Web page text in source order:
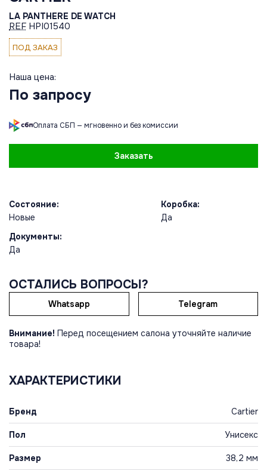
LA PANTHERE DE WATCH
REF HPI01540
ПОД ЗАКАЗ
Наша цена:
По запросу
Оплата СБП — мгновенно и без комиссии
Заказать
Состояние:
Новые
Коробка:
Да
Документы:
Да
ОСТАЛИСЬ ВОПРОСЫ?
Whatsapp Telegram
Внимание! Перед посещением салона уточняйте наличие
товара!
ХАРАКТЕРИСТИКИ
Бренд Cartier
Пол Унисекс
Размер 38,2 мм